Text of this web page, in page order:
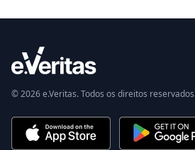
© 2026 e.Veritas. Todos os direitos